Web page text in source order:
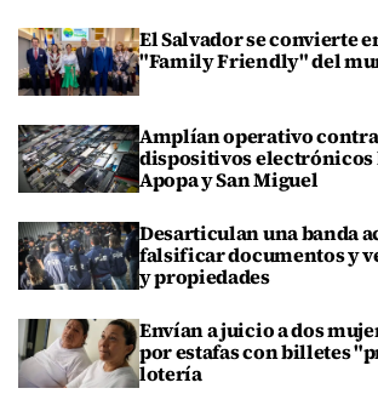
El Salvador se convierte
"Family Friendly" del
Amplían operativo
dispositivos electrónicos
Apopa y San Miguel
Desarticulan una banda
falsificar documentos y
y propiedades
Envían a juicio a dos
por estafas con billetes
lotería